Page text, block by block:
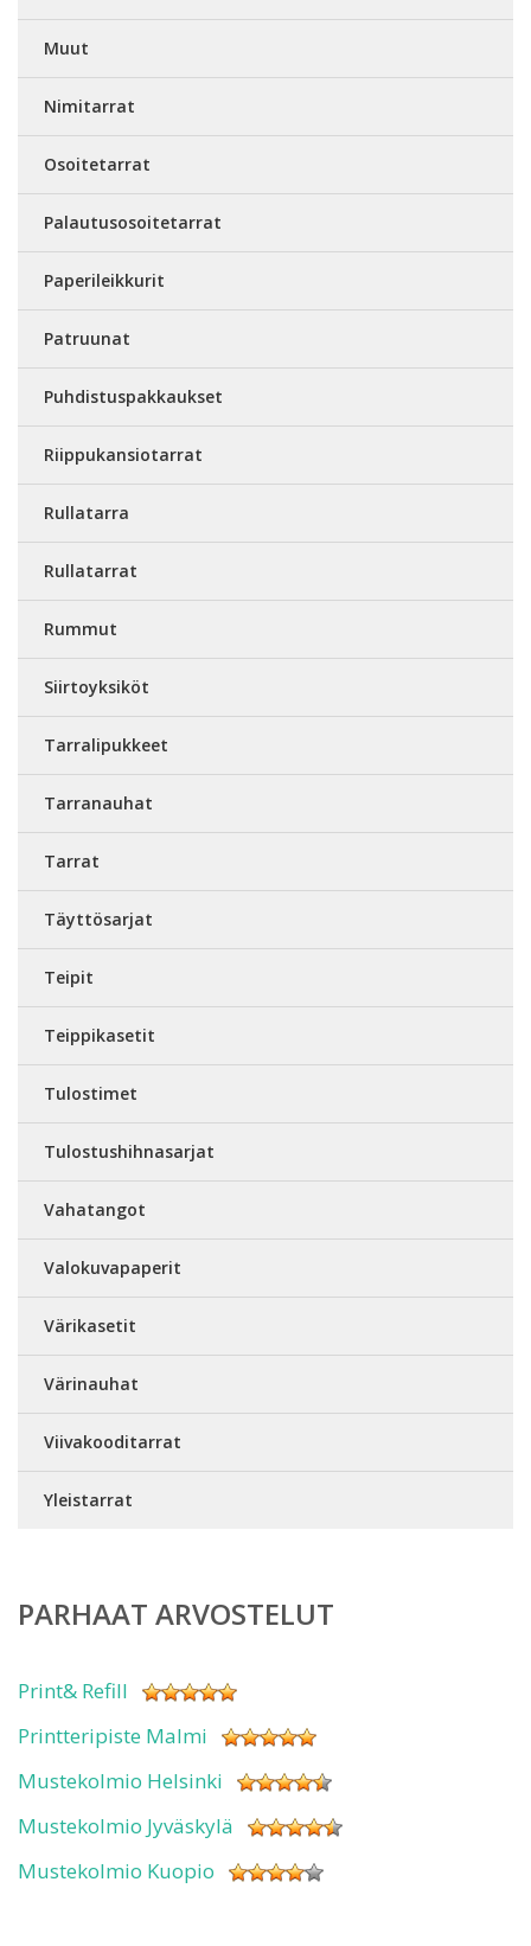
Muut
Nimitarrat
Osoitetarrat
Palautusosoitetarrat
Paperileikkurit
Patruunat
Puhdistuspakkaukset
Riippukansiotarrat
Rullatarra
Rullatarrat
Rummut
Siirtoyksiköt
Tarralipukkeet
Tarranauhat
Tarrat
Täyttösarjat
Teipit
Teippikasetit
Tulostimet
Tulostushihnasarjat
Vahatangot
Valokuvapaperit
Värikasetit
Värinauhat
Viivakooditarrat
Yleistarrat
PARHAAT ARVOSTELUT
Print& Refill
Printteripiste Malmi
Mustekolmio Helsinki
Mustekolmio Jyväskylä
Mustekolmio Kuopio